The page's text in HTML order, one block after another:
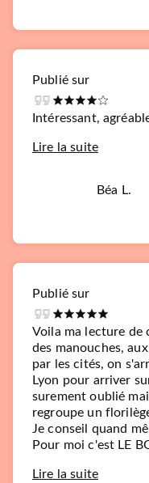
Publié sur
Intéressant,
Lire la suite
Béa L.
Publié sur
Voila ma lecture de
des manouches,
par les cités, on
Lyon pour arriver
surement oublié
regroupe un
Je conseil quand
Pour moi c'est LE
Lire la suite